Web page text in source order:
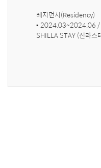
레지던시(Residency)
▪ 2024.03~2024.06 /
SHILLA STAY (신라스